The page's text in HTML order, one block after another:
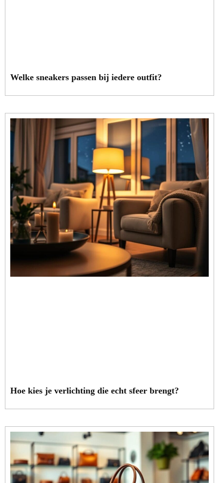
Welke sneakers passen bij iedere outfit?
Hoe kies je verlichting die echt sfeer brengt?